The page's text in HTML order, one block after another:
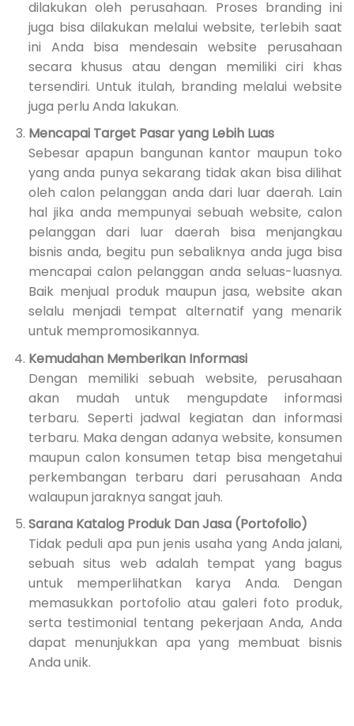
dilakukan oleh perusahaan. Proses branding ini
juga bisa dilakukan melalui website, terlebih saat
ini Anda bisa mendesain website perusahaan
secara khusus atau dengan memiliki ciri khas
tersendiri. Untuk itulah, branding melalui website
juga perlu Anda lakukan.
Mencapai Target Pasar yang Lebih Luas
Sebesar apapun bangunan kantor maupun toko
yang anda punya sekarang tidak akan bisa dilihat
oleh calon pelanggan anda dari luar daerah. Lain
hal jika anda mempunyai sebuah website, calon
pelanggan dari luar daerah bisa menjangkau
bisnis anda, begitu pun sebaliknya anda juga bisa
mencapai calon pelanggan anda seluas-luasnya.
Baik menjual produk maupun jasa, website akan
selalu menjadi tempat alternatif yang menarik
untuk mempromosikannya.
Kemudahan Memberikan Informasi
Dengan memiliki sebuah website, perusahaan
akan mudah untuk mengupdate informasi
terbaru. Seperti jadwal kegiatan dan informasi
terbaru. Maka dengan adanya website, konsumen
maupun calon konsumen tetap bisa mengetahui
perkembangan terbaru dari perusahaan Anda
walaupun jaraknya sangat jauh.
Sarana Katalog Produk Dan Jasa (Portofolio)
Tidak peduli apa pun jenis usaha yang Anda jalani,
sebuah situs web adalah tempat yang bagus
untuk memperlihatkan karya Anda. Dengan
memasukkan portofolio atau galeri foto produk,
serta testimonial tentang pekerjaan Anda, Anda
dapat menunjukkan apa yang membuat bisnis
Anda unik.